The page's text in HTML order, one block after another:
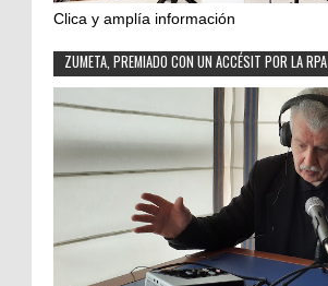
Clica y amplía información
ZUMETA, PREMIADO CON UN ACCÉSIT POR LA RPA